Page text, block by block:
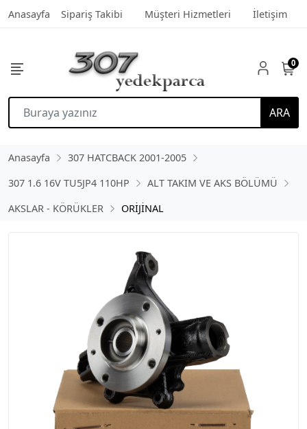
Anasayfa Sipariş Takibi Müşteri Hizmetleri İletişim
ARA
0
Anasayfa
307 HATCBACK 2001-2005
307 1.6 16V TU5JP4 110HP
ALT TAKIM VE AKS BÖLÜMÜ
AKSLAR - KÖRÜKLER
ORİJİNAL